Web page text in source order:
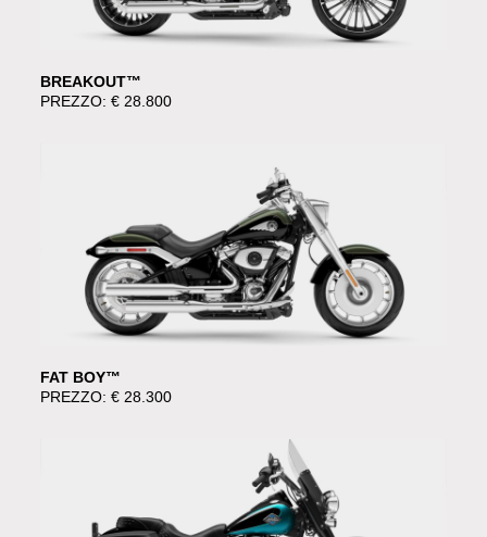
BREAKOUT™
PREZZO: € 28.800
FAT BOY™
PREZZO: € 28.300